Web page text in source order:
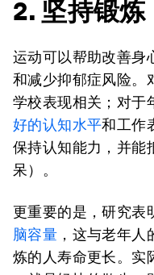
2. 坚持锻炼
运动可以帮助改善身
和减少抑郁症风险。
学校表现相关；对于
好的认知水平和工作
保持认知能力，并能
呆）。
更重要的是，研究表
脑容量 ，这与老年人
炼的人寿命更长。实